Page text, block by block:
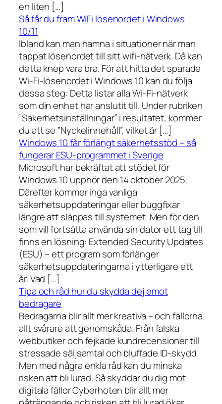
en liten […]
Så får du fram WiFi lösenordet i Windows
10/11
Ibland kan man hamna i situationer när man
tappat lösenordet till sitt wifi-nätverk. Då kan
detta knep vara bra. För att hitta det sparade
Wi-Fi-lösenordet i Windows 10 kan du följa
dessa steg: Detta listar alla Wi-Fi-nätverk
som din enhet har anslutit till. Under rubriken
”Säkerhetsinställningar” i resultatet, kommer
du att se ”Nyckelinnehåll”, vilket är […]
Windows 10 får förlängt säkerhetsstöd – så
fungerar ESU-programmet i Sverige
Microsoft har bekräftat att stödet för
Windows 10 upphör den 14 oktober 2025.
Därefter kommer inga vanliga
säkerhetsuppdateringar eller buggfixar
längre att släppas till systemet. Men för den
som vill fortsätta använda sin dator ett tag till
finns en lösning: Extended Security Updates
(ESU) – ett program som förlänger
säkerhetsuppdateringarna i ytterligare ett
år. Vad […]
Tipa och råd hur du skydda dej emot
bedragare
Bedragarna blir allt mer kreativa – och fällorna
allt svårare att genomskåda. Från falska
webbutiker och fejkade kundrecensioner till
stressade säljsamtal och bluffade ID-skydd.
Men med några enkla råd kan du minska
risken att bli lurad. Så skyddar du dig mot
digitala fällor Cyberhoten blir allt mer